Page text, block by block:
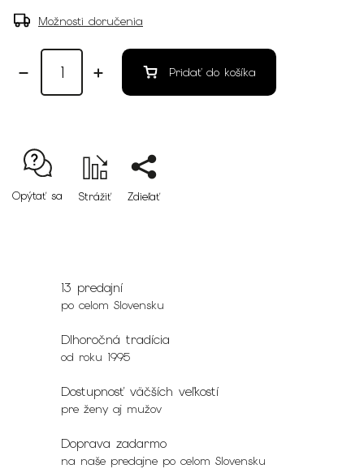
Možnosti doručenia
Pridať do košíka
Opýtať sa Strážiť Zdieľať
13 predajní
po celom Slovensku
Dlhoročná tradícia
od roku 1995
Dostupnosť väčších veľkostí
pre ženy aj mužov
Doprava zadarmo
na naše predajne po celom Slovensku